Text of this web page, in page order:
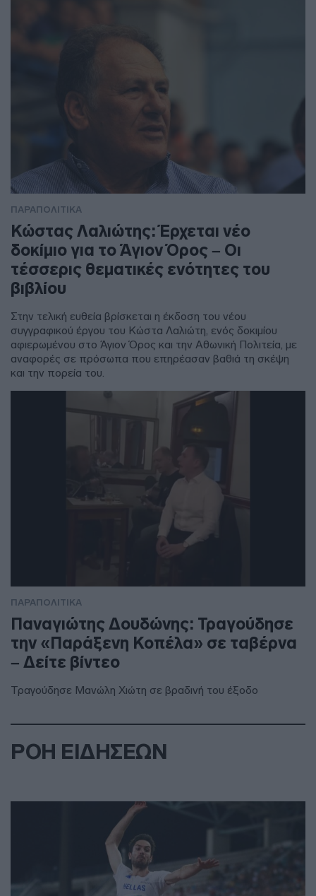
ΠΑΡΑΠΟΛΙΤΙΚΑ
Κώστας Λαλιώτης: Έρχεται νέο
δοκίμιο για το Άγιον Όρος – Οι
τέσσερις θεματικές ενότητες του
βιβλίου
Στην τελική ευθεία βρίσκεται η έκδοση του νέου
συγγραφικού έργου του Κώστα Λαλιώτη, ενός δοκιμίου
αφιερωμένου στο Άγιον Όρος και την Αθωνική Πολιτεία, με
αναφορές σε πρόσωπα που επηρέασαν βαθιά τη σκέψη
και την πορεία του.
ΠΑΡΑΠΟΛΙΤΙΚΑ
Παναγιώτης Δουδώνης: Τραγούδησε
την «Παράξενη Κοπέλα» σε ταβέρνα
– Δείτε βίντεο
Τραγούδησε Μανώλη Χιώτη σε βραδινή του έξοδο
ΡΟΗ ΕΙΔΗΣΕΩΝ